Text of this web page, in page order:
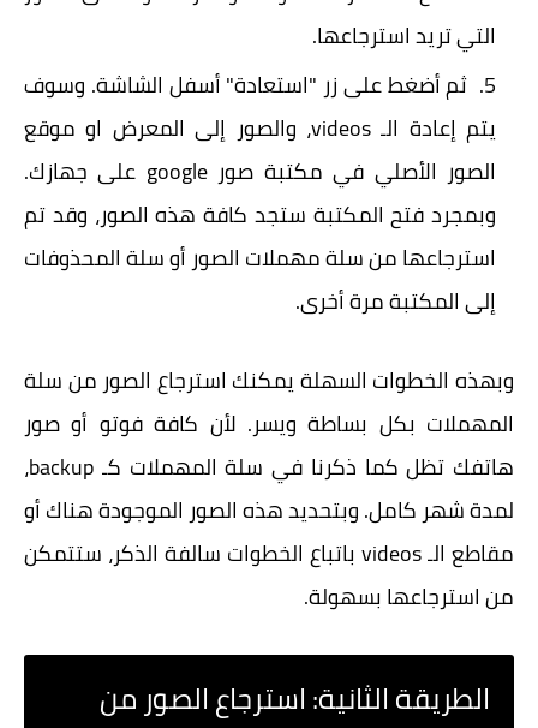
التي تريد استرجاعها.
ثم أضغط على زر "استعادة" أسفل الشاشة. وسوف
يتم إعادة الـ videos، والصور إلى المعرض او موقع
الصور الأصلي في مكتبة صور google على جهازك.
وبمجرد فتح المكتبة ستجد كافة هذه الصور، وقد تم
استرجاعها من سلة مهملات الصور أو سلة المحذوفات
إلى المكتبة مرة أخرى.
وبهذه الخطوات السهلة يمكنك استرجاع الصور من سلة
المهملات بكل بساطة ويسر. لأن كافة فوتو أو صور
هاتفك تظل كما ذكرنا في سلة المهملات كـ backup،
لمدة شهر كامل. وبتحديد هذه الصور الموجودة هناك أو
مقاطع الـ videos باتباع الخطوات سالفة الذكر، ستتمكن
من استرجاعها بسهولة.
الطريقة الثانية: استرجاع الصور من